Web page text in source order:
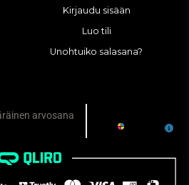
Kirjaudu sisään
Luo tili
Unohtuiko salasana?